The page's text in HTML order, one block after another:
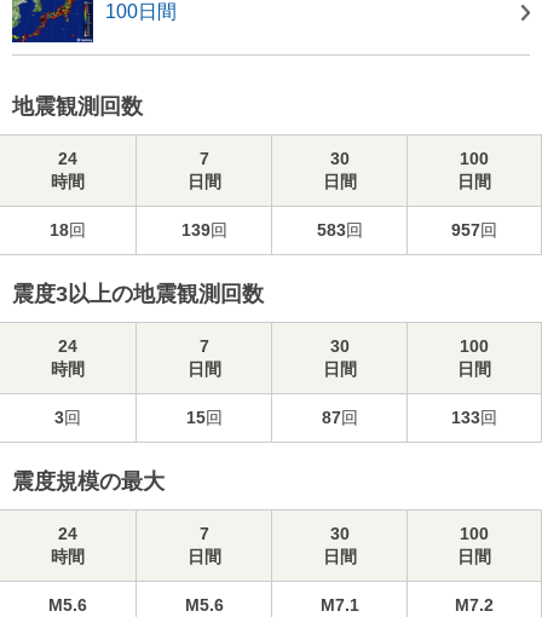
100日間
地震観測回数
24
時間
7
日間
30
日間
100
日間
18回 139回 583回 957回
震度3以上の地震観測回数
24
時間
7
日間
30
日間
100
日間
3回 15回 87回 133回
震度規模の最大
24
時間
7
日間
30
日間
100
日間
M5.6
M5.6
M7.1
M7.2